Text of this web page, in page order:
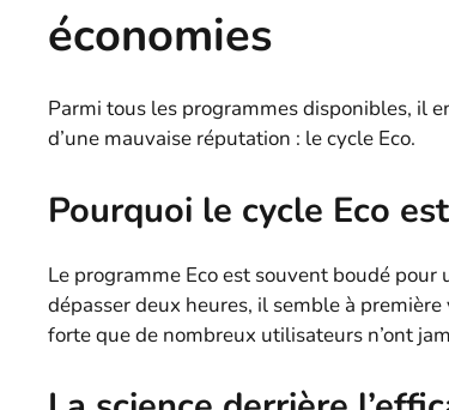
économies
Parmi tous les programmes disponibles, il
d’une mauvaise réputation : le cycle Eco.
Pourquoi le cycle Eco
Le programme Eco est souvent boudé
dépasser deux heures, il semble à
forte que de nombreux utilisateurs n’ont